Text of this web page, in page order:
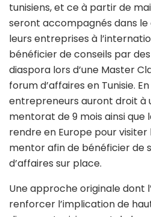
tunisiens, et ce à partir de
seront accompagnés dans
leurs entreprises à
bénéficier de conseils par
diaspora lors d’une Master
forum d’affaires en Tunisie.
entrepreneurs auront droit à
mentorat de 9 mois ainsi que
rendre en Europe pour visiter
mentor afin de bénéficier de
d’affaires sur place.
Une approche originale dont
renforcer l’implication de